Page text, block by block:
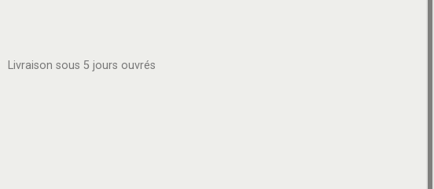
Livraison sous 5 jours ouvrés